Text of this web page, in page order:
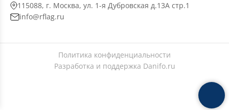
115088, г. Москва, ул. 1-я Дубровская д.13А стр.1
info@rflag.ru
Политика конфиденциальности
Разработка и поддержка Danifo.ru